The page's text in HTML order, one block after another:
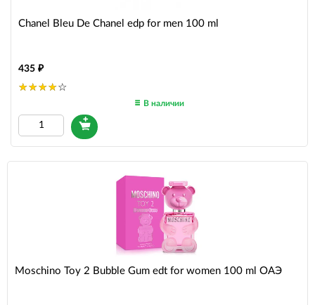
Chanel Bleu De Chanel edp for men 100 ml
435
В наличии
Moschino Toy 2 Bubble Gum edt for women 100 ml ОАЭ